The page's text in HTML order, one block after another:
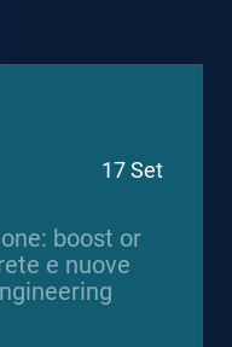
17 Set
boost or
e nuove